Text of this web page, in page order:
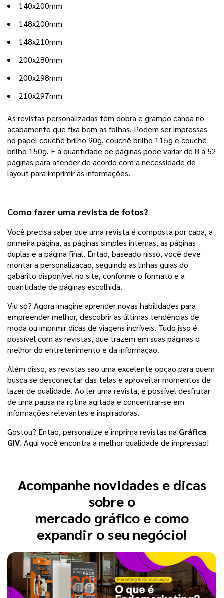
140x200mm
148x200mm
148x210mm
200x280mm
200x298mm
210x297mm
As revistas personalizadas têm dobra e grampo canoa no
acabamento que fixa bem as folhas. Podem ser impressas
no papel couchê brilho 90g, couchê brilho 115g e couchê
brilho 150g. E a quantidade de páginas pode variar de 8 a 52
páginas para atender de acordo com a necessidade de
layout para imprimir as informações.
Como fazer uma revista de fotos?
Você precisa saber que uma revista é composta por capa, a
primeira página, as páginas simples internas, as páginas
duplas e a página final. Então, baseado nisso, você deve
montar a personalização, seguindo as linhas guias do
gabarito disponível no site, conforme o formato e a
quantidade de páginas escolhida.
Viu só? Agora imagine aprender novas habilidades para
empreender melhor, descobrir as últimas tendências de
moda ou imprimir dicas de viagens incríveis. Tudo isso é
possível com as revistas, que trazem em suas páginas o
melhor do entretenimento e da informação.
Além disso, as revistas são uma excelente opção para quem
busca se desconectar das telas e aproveitar momentos de
lazer de qualidade. Ao ler uma revista, é possível desfrutar
de uma pausa na rotina agitada e concentrar-se em
informações relevantes e inspiradoras.
Gostou? Então, personalize e imprima revistas na Gráfica
GIV. Aqui você encontra a melhor qualidade de impressão!
Acompanhe novidades e dicas
sobre o
mercado gráfico e como
expandir o seu negócio!